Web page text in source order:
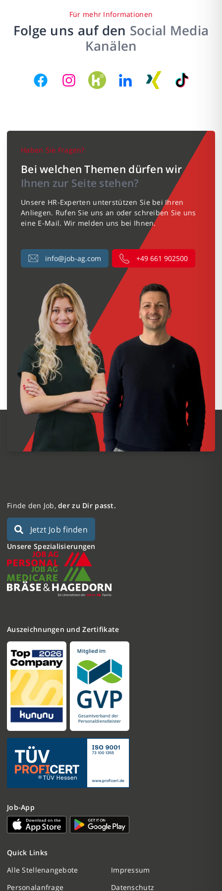
Initiativbewerbung
Für mehr Informationen
Folge uns auf den Social Media
Kanälen
Haben Sie Fragen?
Bei welchen Themen dürfen wir
Ihnen zur Seite stehen?
Unsere HR-Experten unterstützen Sie bei Ihren
Anliegen. Rufen Sie uns an oder schreiben Sie uns
eine E-Mail. Wir melden uns bei Ihnen.
info@job-ag.com +49 661 902500
Finde den Job,der zu Dir passt.
Jetzt Job finden
Unsere Spezialisierungen
Auszeichnungen und Zertifikate
Job-App
Quick Links
Alle Stellenangebote
Personalanfrage
Impressum
Datenschutz